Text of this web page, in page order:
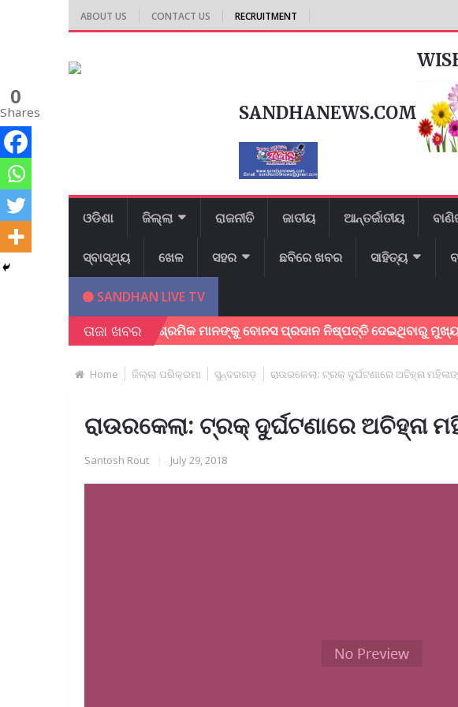
ABOUT US CONTACT US RECRUITMENT
SANDHANEWS.COM
ଓଡିଶା ଜିଲ୍ଲା ରାଜନୀତି ଜାତୀୟ ଆନ୍ତର୍ଜାତୀୟ
ସ୍ବାସ୍ଥ୍ୟ ଖେଳ ସହର ଛବିରେ ଖବର ସାହିତ୍ୟ
SANDHAN LIVE TV
ତାଜା ଖବର
କେନ୍ଦୁପତ୍ର ଶ୍ରମିକ ମାନଙ୍କୁ ବୋନସ ପ୍ରଦାନ ନିଷ୍ପତ୍ତି ଦେଇଥିବାରୁ
Home ଜିଲ୍ଲା ପରିକ୍ରମା ସୁନ୍ଦରଗଡ଼ ରାଉରକେଲା: ଟ୍ରକ୍‌ ଦୁର୍ଘଟଣାରେ ଅଚିହ୍ନା
ରାଉରକେଲା: ଟ୍ରକ୍‌ ଦୁର୍ଘଟଣାରେ ଅଚିହ୍ନା
Santosh Rout July 29, 2018
0
Shares